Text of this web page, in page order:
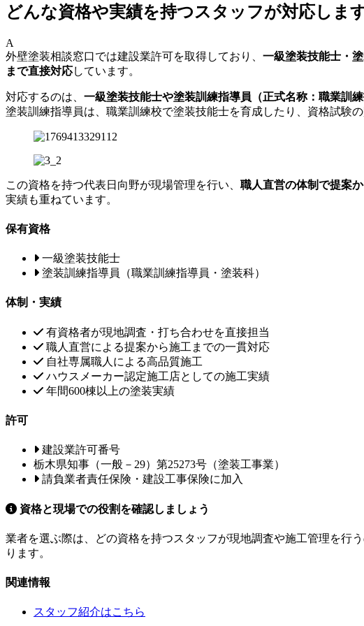
どんな資格や実績を持つスタッフが対応しま
A
外壁塗装相談窓口では建設業許可を取得しており、 一級塗装技能士・
まで直接対応しています。
対応するのは、 一級塗装技能士や塗装訓練指導員（正式名称：職業訓
塗装訓練指導員は、職業訓練校で塗装技能士を育成したり、資格試験
この資格を持つ代表日向野が現場管理を行い、 職人直営の体制で提案
実績も重ねています。
保有資格
一級塗装技能士
塗装訓練指導員（職業訓練指導員・塗装科）
体制・実績
有資格者が現地調査・打ち合わせを直接担当
職人直営による提案から施工までの一貫対応
自社専属職人による高品質施工
ハウスメーカー認定施工店としての施工実績
年間600棟以上の塗装実績
許可
建設業許可番号
栃木県知事（一般－29）第25273号（塗装工事業）
請負業者責任保険・建設工事保険に加入
資格と現場での役割を確認しましょう
業者を選ぶ際は、どの資格を持つスタッフが現地調査や施工管理を行
ります。
関連情報
スタッフ紹介はこちら